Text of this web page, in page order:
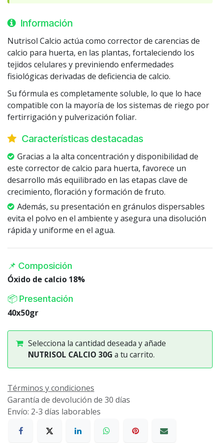
Información
Nutrisol Calcio actúa como corrector de carencias de
calcio para huerta, en las plantas, fortaleciendo los
tejidos celulares y previniendo enfermedades
fisiológicas derivadas de deficiencia de calcio.
Su fórmula es completamente soluble, lo que lo hace
compatible con la mayoría de los sistemas de riego por
fertirrigación y pulverización foliar.
Características destacadas
Gracias a la alta concentración y disponibilidad de
este corrector de calcio para huerta, favorece un
desarrollo más equilibrado en las etapas clave de
crecimiento, floración y formación de fruto.
Además, su presentación en gránulos dispersables
evita el polvo en el ambiente y asegura una disolución
rápida y uniforme en el agua.
📌 Composición
Óxido de calcio 18%
📦 Presentación
40x50gr
Selecciona la cantidad deseada y añade
NUTRISOL CALCIO 30G a tu carrito.
Términos y condiciones
Garantía de devolución de 30 días
Envío: 2-3 días laborables